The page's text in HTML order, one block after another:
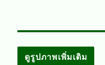
ดูรูปภาพเพิ่มเติม